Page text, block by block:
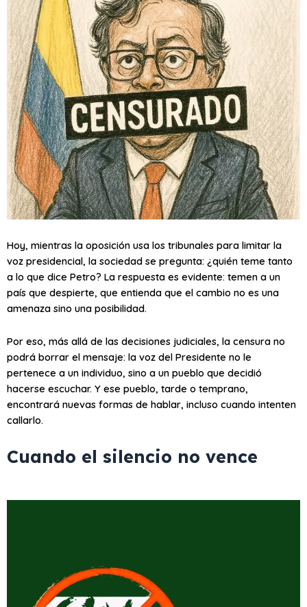
Hoy, mientras la oposición usa los tribunales para limitar la
voz presidencial, la sociedad se pregunta: ¿quién teme tanto
a lo que dice Petro? La respuesta es evidente: temen a un
país que despierte, que entienda que el cambio no es una
amenaza sino una posibilidad.
Por eso, más allá de las decisiones judiciales, la censura no
podrá borrar el mensaje: la voz del Presidente no le
pertenece a un individuo, sino a un pueblo que decidió
hacerse escuchar. Y ese pueblo, tarde o temprano,
encontrará nuevas formas de hablar, incluso cuando intenten
callarlo.
Cuando el silencio no vence